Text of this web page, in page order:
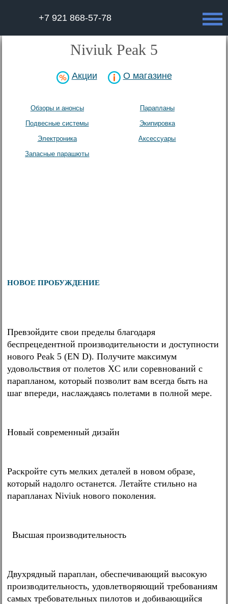
+7 921 868-57-78
Niviuk Peak 5
Акции О магазине
Обзоры и анонсы
Парапланы
Подвесные системы
Экипировка
Электроника
Аксесcуары
Запасные парашюты
НОВОЕ ПРОБУЖДЕНИЕ
Превзойдите свои пределы благодаря
беспрецедентной производительности и доступности
нового Peak 5 (EN D). Получите максимум
удовольствия от полетов XC или соревнований с
парапланом, который позволит вам всегда быть на
шаг впереди, наслаждаясь полетами в полной мере.
Новый современный дизайн
Раскройте суть мелких деталей в новом образе,
который надолго останется. Летайте стильно на
парапланах Niviuk нового поколения.
Высшая производительность
Двухрядный параплан, обеспечивающий высокую
производительность, удовлетворяющий требованиям
самых требовательных пилотов и добивающийся